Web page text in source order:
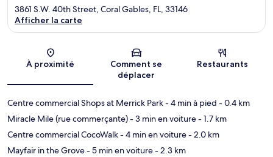
Carte
3861 S.W. 40th Street, Coral Gables, FL, 33146
Afficher la carte
À proximité
Comment se
déplacer
Restaurants
Centre commercial Shops at Merrick Park- 4 min à pied - 0.4 km
Miracle Mile (rue commerçante)- 3 min en voiture- 1.7 km
Centre commercial CocoWalk- 4 min en voiture- 2.0 km
Mayfair in the Grove- 5 min en voiture- 2.3 km